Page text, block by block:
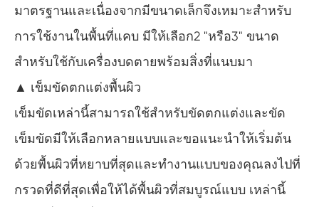
มาตรฐานและเนื่องจากมีขนาดเล็กจึงเหมาะสำหรับ
การใช้งานในพื้นที่แคบ มีให้เลือก2 "หรือ3" ขนาด
สำหรับใช้กับเครื่องบดตายพร้อมสิ่งที่แนบมา
▲ เข็มขัดตกแต่งพื้นผิว
เข็มขัดเหล่านี้สามารถใช้สำหรับขัดตกแต่งและขัด
เข็มขัดมีให้เลือกหลายแบบและขอแนะนำให้เริ่มต้น
ด้วยพื้นผิวที่หยาบที่สุดและทำงานแบบของคุณลงไปที่
กรวดที่ดีที่สุดเพื่อให้ได้พื้นผิวที่สมบูรณ์แบบ เหล่านี้